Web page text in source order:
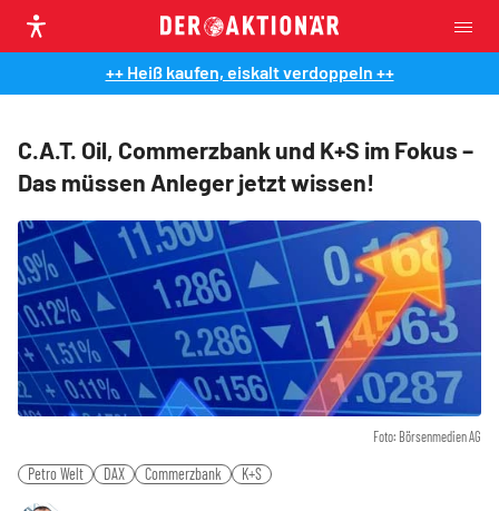
++ Heiß kaufen, eiskalt verdoppeln ++
C.A.T. Oil, Commerzbank und K+S im Fokus –
Das müssen Anleger jetzt wissen!
Foto: Börsenmedien AG
Petro Welt DAX Commerzbank K+S